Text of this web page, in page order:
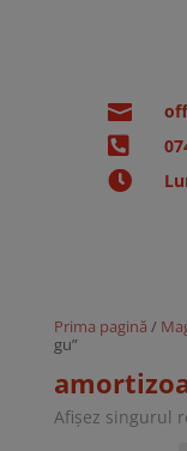



Prima pagină /
gu”
Afișez singurul